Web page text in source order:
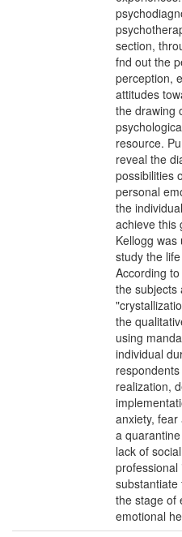
section,
fnd out the
perception,
attitudes
the drawing
resource.
reveal the
possibilities
personal
the
achieve this
Kellogg
study the
According
the subjects
the
using
individual
realization,
anxiety,
a
lack of
the stage of
emotional